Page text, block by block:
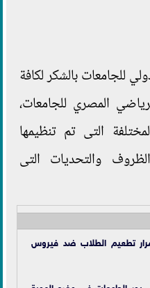
للجامعات بالشكر لكافة
المصري للجامعات،
التى تم تنظيمها
والتحديات التى
تطعيم الطلاب ضد فيروس